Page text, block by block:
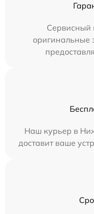
Сервисный
оригинальные
Наш курьер в
доставит ваше